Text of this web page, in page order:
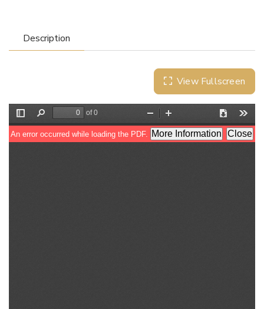
Description
View Fullscreen